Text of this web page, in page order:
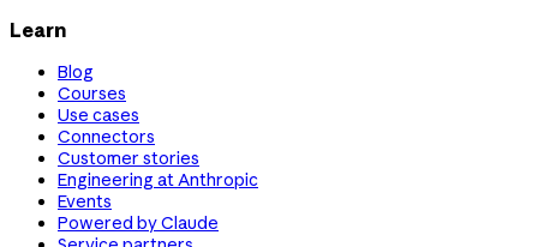
Learn
Blog
Courses
Use cases
Connectors
Customer stories
Engineering at Anthropic
Events
Powered by Claude